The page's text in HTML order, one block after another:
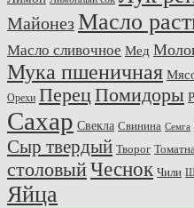
МайонезМасло
Масло сливочное Мед
Мука пшеничная
Орехи ПерецПомидоры
Сахар Свекла Свинина Семга
Сыр твердый Творог
столовыйЧеснок Чили
Яйца